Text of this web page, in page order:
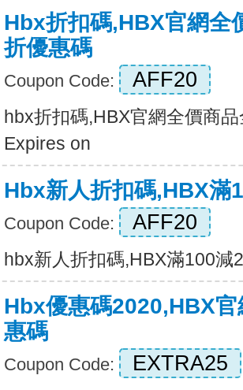
Hbx折扣碼,HBX官網全
折優惠碼
Coupon Code: AFF20
hbx折扣碼,HBX官網全價商
Expires on
Hbx新人折扣碼,HBX滿
Coupon Code: AFF20
hbx新人折扣碼,HBX滿100減
Hbx優惠碼2020,HBX
惠碼
Coupon Code: EXTRA25